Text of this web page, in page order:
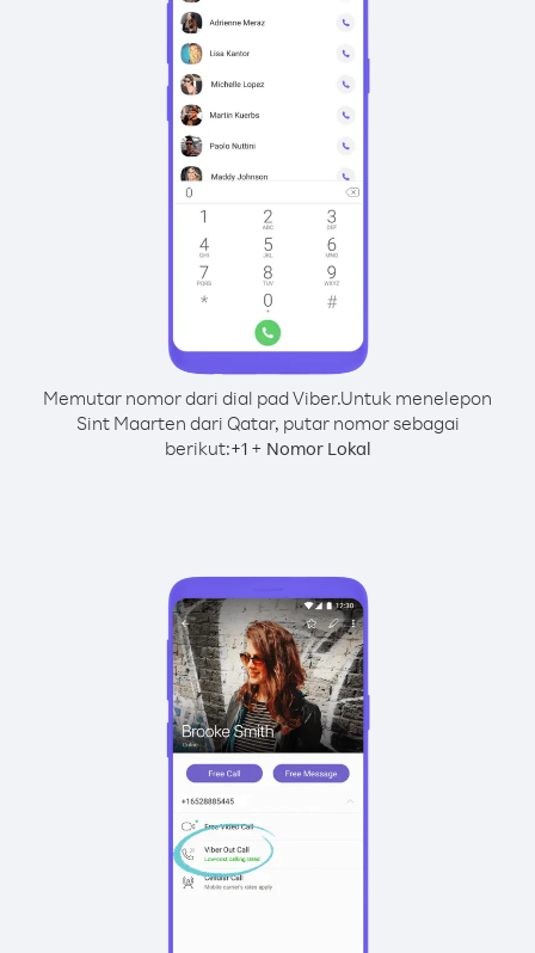
Memutar nomor dari dial pad Viber.Untuk menelepon
Sint Maarten dari Qatar, putar nomor sebagai
berikut:+1+ Nomor Lokal